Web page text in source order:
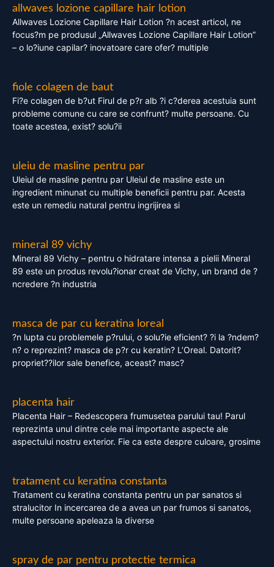
allwaves lozione capillare hair lotion
Allwaves Lozione Capillare Hair Lotion ?n acest articol, ne
focus?m pe produsul „Allwaves Lozione Capillare Hair Lotion”
– o lo?iune capilar? inovatoare care ofer? multiple
fiole colagen de baut
Fi?e colagen de b?ut Firul de p?r alb ?i c?derea acestuia sunt
probleme comune cu care se confrunt? multe persoane. Cu
toate acestea, exist? solu?ii
uleiu de masline pentru par
Uleiul de masline pentru par Uleiul de masline este un
ingredient minunat cu multiple beneficii pentru par. Acesta
este un remediu natural pentru ingrijirea si
mineral 89 vichy
Mineral 89 Vichy – pentru o hidratare intensa a pielii Mineral
89 este un produs revolu?ionar creat de Vichy, un brand de ?
ncredere ?n industria
masca de par cu keratina loreal
?n lupta cu problemele p?rului, o solu?ie eficient? ?i la ?ndem?
n? o reprezint? masca de p?r cu keratin? L’Oreal. Datorit?
propriet??ilor sale benefice, aceast? masc?
placenta hair
Placenta Hair – Redescopera frumusetea parului tau! Parul
reprezinta unul dintre cele mai importante aspecte ale
aspectului nostru exterior. Fie ca este despre culoare, grosime
tratament cu keratina constanta
Tratament cu keratina constanta pentru un par sanatos si
stralucitor In incercarea de a avea un par frumos si sanatos,
multe persoane apeleaza la diverse
spray de par pentru protectie termica